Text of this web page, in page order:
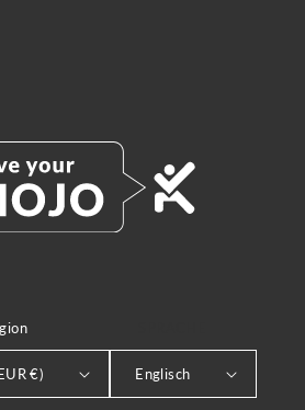
€) Englisch